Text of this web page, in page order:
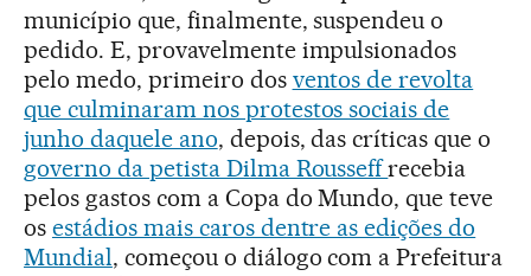
município que, finalmente, suspendeu o
pedido. E, provavelmente impulsionados
pelo medo, primeiro dos ventos de revolta
que culminaram nos protestos sociais de
junho daquele ano, depois, das críticas que o
governo da petista Dilma Rousseffrecebia
pelos gastos com a Copa do Mundo, que teve
os estádios mais caros dentre as edições do
Mundial, começou o diálogo com a Prefeitura